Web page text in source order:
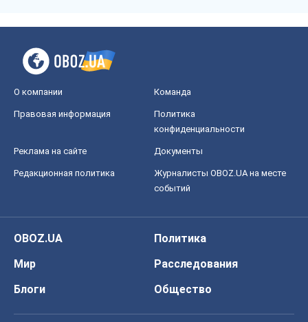
О компании Команда
Правовая информация
Политика
конфиденциальности
Реклама на сайте Документы
Редакционная политика
Журналисты OBOZ.UA на месте
событий
OBOZ.UA
Политика
Мир
Расследования
Блоги
Общество